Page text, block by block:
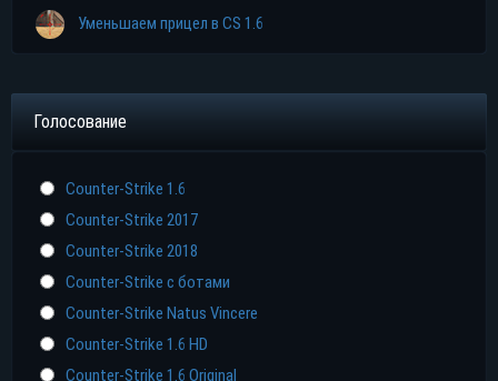
Уменьшаем прицел в CS 1.6
Голосование
Counter-Strike 1.6
Counter-Strike 2017
Counter-Strike 2018
Counter-Strike с ботами
Counter-Strike Natus Vincere
Counter-Strike 1.6 HD
Counter-Strike 1.6 Original